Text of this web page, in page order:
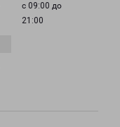
с 09:00 до
21:00